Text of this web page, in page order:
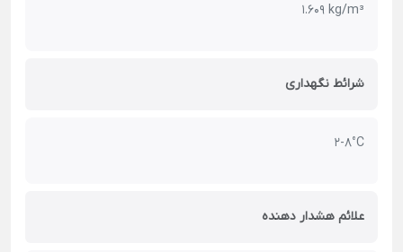
1.609 kg/m³
شرائط نگهداری
2-8°C
علائم هشدار دهنده